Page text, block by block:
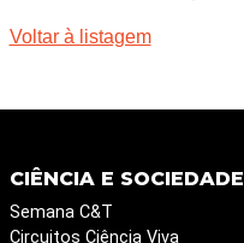
Voltar à listagem
CIÊNCIA E SOCIEDADE
Semana C&T
Circuitos Ciência Viva